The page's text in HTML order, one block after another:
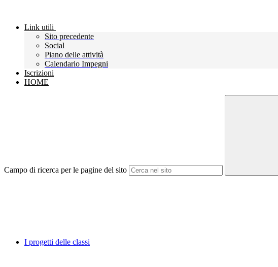
Link utili
Sito precedente
Social
Piano delle attività
Calendario Impegni
Iscrizioni
HOME
Campo di ricerca per le pagine del sito
I progetti delle classi